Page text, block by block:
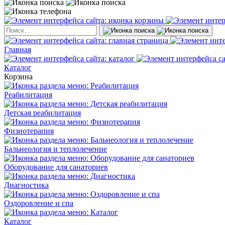
Главная
Каталог
Корзина
Реабилитация
Детская реабилитация
Физиотерапия
Бальнеология и теплолечение
Оборудование для санаториев
Диагностика
Оздоровление и спа
Каталог